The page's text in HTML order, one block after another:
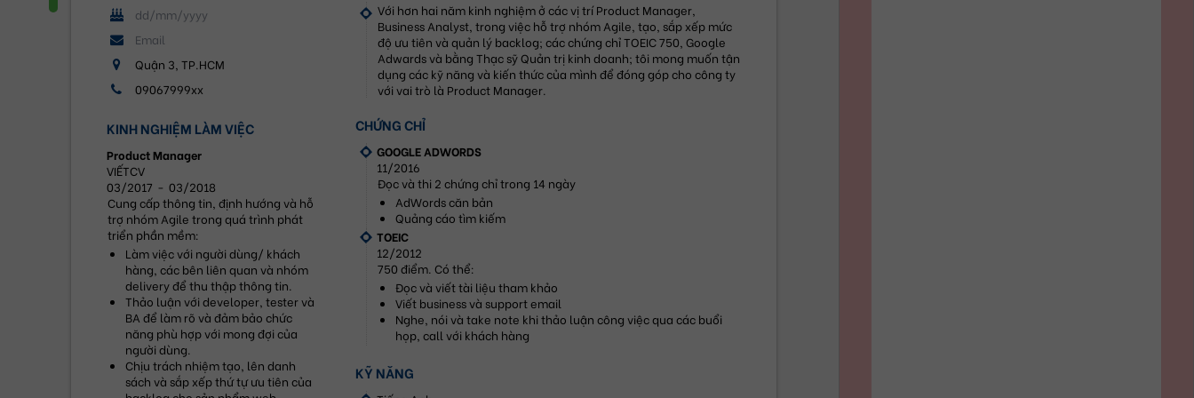
Quận 3, TP.HCM
09067999xx
KINH NGHIỆM LÀM VIỆC
Product Manager
VIẾTCV
03/2017 - 03/2018
Cung cấp thông tin, định hướng và hỗ
trợ nhóm Agile trong quá trình phát
triển phần mềm:
Làm việc với người dùng/ khách
hàng, các bên liên quan và nhóm
delivery để thu thập thông tin.
Thảo luận với developer, tester và
BA để làm rõ và đảm bảo chức
năng phù hợp với mong đợi của
người dùng.
Chịu trách nhiệm tạo, lên danh
sách và sắp xếp thứ tự ưu tiên của
Với hơn hai năm kinh nghiệm ở các vị trí Product Manager,
Business Analyst, trong việc hỗ trợ nhóm Agile, tạo, sắp xếp mức
độ ưu tiên và quản lý backlog; các chứng chỉ TOEIC 750, Google
Adwards và bằng Thạc sỹ Quản trị kinh doanh; tôi mong muốn tận
dụng các kỹ năng và kiến thức của mình để đóng góp cho công ty
với vai trò là Product Manager.
CHỨNG CHỈ
GOOGLE ADWORDS
11/2016
Đọc và thi 2 chứng chỉ trong 14 ngày
AdWords căn bản
Quảng cáo tìm kiếm
TOEIC
12/2012
750 điểm. Có thể:
Đọc và viết tài liệu tham khảo
Viết business và support email
Nghe, nói và take note khi thảo luận công việc qua các buổi
họp, call với khách hàng
KỸ NĂNG